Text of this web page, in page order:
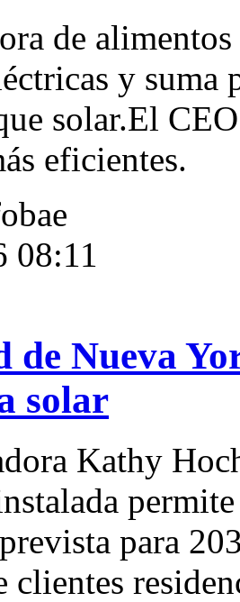
de
y suma
solar.El
eficientes.
08:11
de Nueva
solar
Kathy
para
clientes